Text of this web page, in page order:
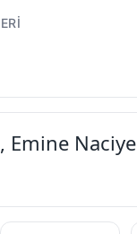
Emine Naciye